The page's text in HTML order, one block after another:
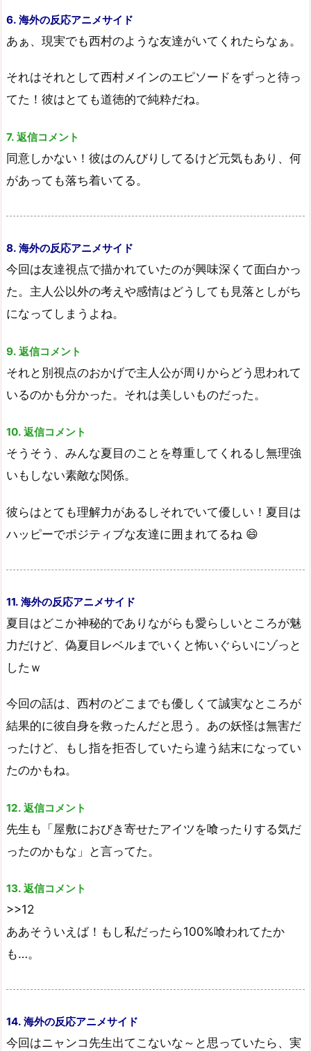
6. 海外の反応アニメサイド
あぁ、現実でも西村のような友達がいてくれたらなぁ。
それはそれとして西村メインのエピソードをずっと待っ
てた！彼はとても道徳的で純粋だね。
7. 返信コメント
同意しかない！彼はのんびりしてるけど元気もあり、何
があっても落ち着いてる。
8. 海外の反応アニメサイド
今回は友達視点で描かれていたのが興味深くて面白かっ
た。主人公以外の考えや感情はどうしても見落としがち
になってしまうよね。
9. 返信コメント
それと別視点のおかげで主人公が周りからどう思われて
いるのかも分かった。それは美しいものだった。
10. 返信コメント
そうそう、みんな夏目のことを尊重してくれるし無理強
いもしない素敵な関係。
彼らはとても理解力があるしそれでいて優しい！夏目は
ハッピーでポジティブな友達に囲まれてるね 😄
11. 海外の反応アニメサイド
夏目はどこか神秘的でありながらも愛らしいところが魅
力だけど、偽夏目レベルまでいくと怖いぐらいにゾっと
したｗ
今回の話は、西村のどこまでも優しくて誠実なところが
結果的に彼自身を救ったんだと思う。あの妖怪は無害だ
ったけど、もし指を拒否していたら違う結末になってい
たのかもね。
12. 返信コメント
先生も「屋敷におびき寄せたアイツを喰ったりする気だ
ったのかもな」と言ってた。
13. 返信コメント
>>12
ああそういえば！もし私だったら100%喰われてたか
も…。
14. 海外の反応アニメサイド
今回はニャンコ先生出てこないな～と思っていたら、実